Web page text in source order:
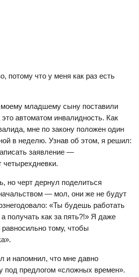
потому что у меня как раз есть
моему младшему сыну поставили
автоматом инвалидность. Как
мне по закону положен один
в неделю. Узнав об этом, я решил:
заявление —
четырехдневки.
но черт дернул поделиться
— мол, они же не будут
«Ты будешь работать
получать как за пять?!» Я даже
тому, чтобы
и напомнил, что мне давно
под предлогом «сложных времен».